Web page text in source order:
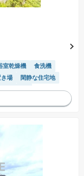
室乾燥機
食洗機
場
閑静な住宅地
キッチン